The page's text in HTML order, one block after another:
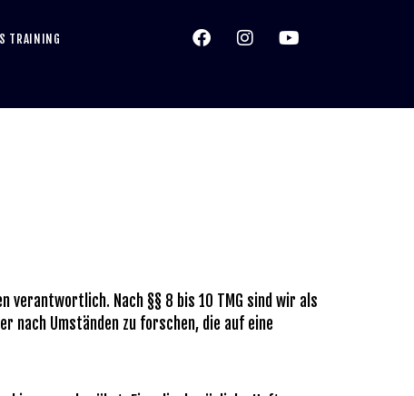
TRAINING
verantwortlich. Nach §§ 8 bis 10 TMG sind wir als
Umständen zu forschen, die auf eine